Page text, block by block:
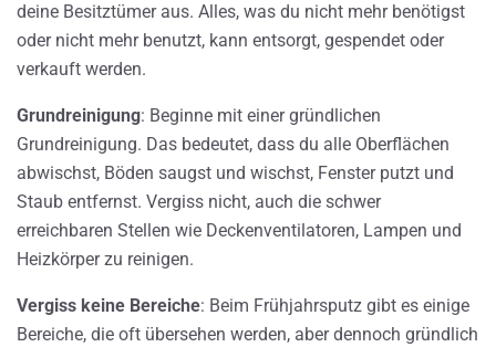
deine Besitztümer aus. Alles, was du nicht mehr benötigst
oder nicht mehr benutzt, kann entsorgt, gespendet oder
verkauft werden.
Grundreinigung: Beginne mit einer gründlichen
Grundreinigung. Das bedeutet, dass du alle Oberflächen
abwischst, Böden saugst und wischst, Fenster putzt und
Staub entfernst. Vergiss nicht, auch die schwer
erreichbaren Stellen wie Deckenventilatoren, Lampen und
Heizkörper zu reinigen.
Vergiss keine Bereiche: Beim Frühjahrsputz gibt es einige
Bereiche, die oft übersehen werden, aber dennoch gründlich